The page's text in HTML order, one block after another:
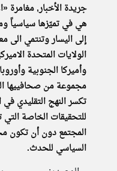
جريدة الأخبار, مغامرة
هي في تميّزها سياسياً
إلى اليسار وتنتمي
الولايات المتحدة
وأميركا الجنوبية
مجموعة من صحافييها
تكسر النهج التقليدي
للتحقيقات الخاصة
المجتمع دون أن تكون
السياسي للحدث.